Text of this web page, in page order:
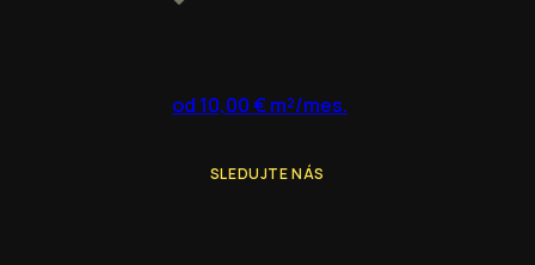
od 10,00 € m²/mes.
SLEDUJTE NÁS